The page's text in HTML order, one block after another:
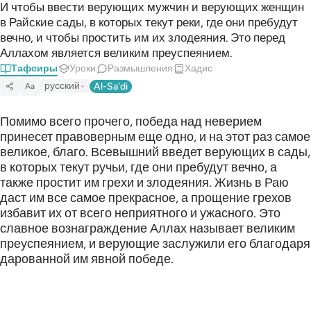
И чтобы ввести верующих мужчин и верующих женщин
в Райские сады, в которых текут реки, где они пребудут
вечно, и чтобы простить им их злодеяния. Это перед
Аллахом является великим преуспеянием.
Тафсиры Уроки Размышления Хадис
Aa русский Al-Sa'di
Помимо всего прочего, победа над неверием
принесет правоверным еще одно, и на этот раз самое
великое, благо. Всевышний введет верующих в сады,
в которых текут ручьи, где они пребудут вечно, а
также простит им грехи и злодеяния. Жизнь в Раю
даст им все самое прекрасное, а прощение грехов
избавит их от всего неприятного и ужасного. Это
славное вознаграждение Аллах называет великим
преуспеянием, и верующие заслужили его благодаря
дарованной им явной победе.